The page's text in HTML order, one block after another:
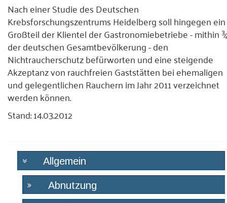
Nach einer Studie des Deutschen
Krebsforschungszentrums Heidelberg soll hingegen ein
Großteil der Klientel der Gastronomiebetriebe - mithin
der deutschen Gesamtbevölkerung - den
Nichtraucherschutz befürworten und eine steigende
Akzeptanz von rauchfreien Gaststätten bei ehemaligen
und gelegentlichen Rauchern im Jahr 2011 verzeichnet
werden können.
Stand: 14.03.2012
Allgemein
Abnutzung